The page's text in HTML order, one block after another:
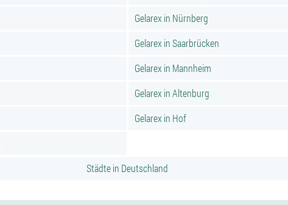
Gelarex in Nürnberg
Gelarex in Saarbrücken
Gelarex in Mannheim
Gelarex in Altenburg
Gelarex in Hof
Städte in Deutschland